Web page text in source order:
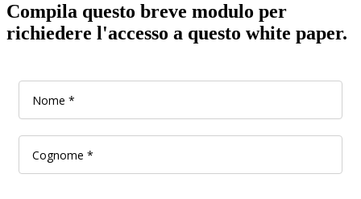
Compila questo breve modulo per
richiedere l'accesso a questo white paper.